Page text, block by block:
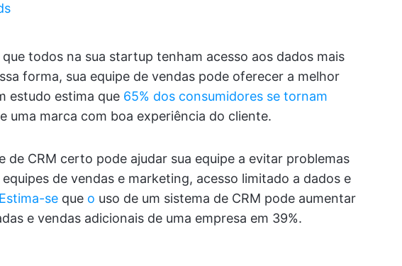
todos na sua startup tenham acesso aos dados mais
forma, sua equipe de vendas pode oferecer a melhor
estudo estima que 65% dos consumidores se tornam
uma marca com boa experiência do cliente.
de CRM certo pode ajudar sua equipe a evitar problemas
de vendas e marketing, acesso limitado a dados e
Estima-se que o uso de um sistema de CRM pode aumentar
e vendas adicionais de uma empresa em 39%.